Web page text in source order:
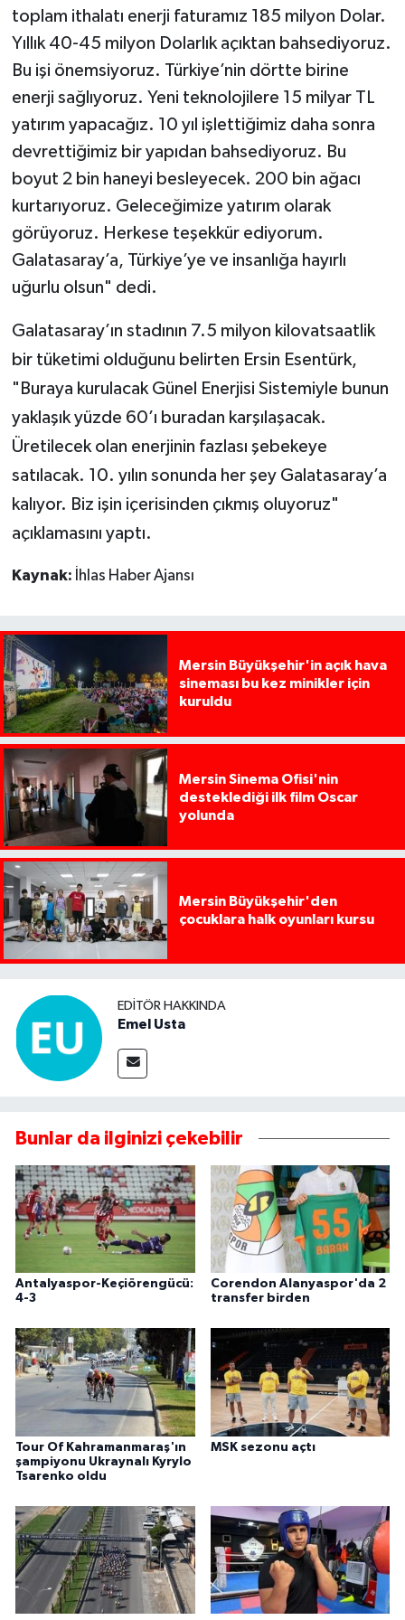
toplam ithalatı enerji faturamız 185 milyon Dolar.
Yıllık 40-45 milyon Dolarlık açıktan bahsediyoruz.
Bu işi önemsiyoruz. Türkiye’nin dörtte birine
enerji sağlıyoruz. Yeni teknolojilere 15 milyar TL
yatırım yapacağız. 10 yıl işlettiğimiz daha sonra
devrettiğimiz bir yapıdan bahsediyoruz. Bu
boyut 2 bin haneyi besleyecek. 200 bin ağacı
kurtarıyoruz. Geleceğimize yatırım olarak
görüyoruz. Herkese teşekkür ediyorum.
Galatasaray’a, Türkiye’ye ve insanlığa hayırlı
uğurlu olsun" dedi.
Galatasaray’ın stadının 7.5 milyon kilovatsaatlik
bir tüketimi olduğunu belirten Ersin Esentürk,
"Buraya kurulacak Günel Enerjisi Sistemiyle bunun
yaklaşık yüzde 60’ı buradan karşılaşacak.
Üretilecek olan enerjinin fazlası şebekeye
satılacak. 10. yılın sonunda her şey Galatasaray’a
kalıyor. Biz işin içerisinden çıkmış oluyoruz"
açıklamasını yaptı.
Kaynak: İhlas Haber Ajansı
Mersin Büyükşehir'in açık hava
sineması bu kez minikler için
kuruldu
Mersin Sinema Ofisi'nin
desteklediği ilk film Oscar
yolunda
Mersin Büyükşehir'den
çocuklara halk oyunları kursu
EDITÖR HAKKINDA
Emel Usta
Bunlar da ilginizi çekebilir
Antalyaspor-Keçiörengücü:
4-3
Corendon Alanyaspor'da 2
transfer birden
Tour Of Kahramanmaraş'ın
şampiyonu Ukraynalı Kyrylo
Tsarenko oldu
MSK sezonu açtı